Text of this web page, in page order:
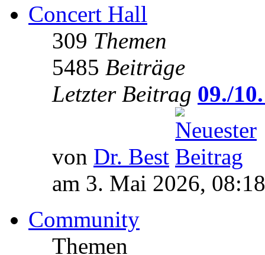
Concert Hall
309 Themen
5485 Beiträge
Letzter Beitrag 09./
von Dr. Best
am 3. Mai 2026, 08:18
Community
Themen